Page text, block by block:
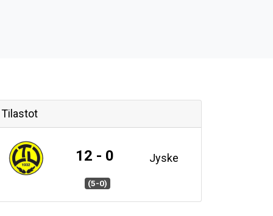
Tilastot
12 - 0 Jyske
(5-0)